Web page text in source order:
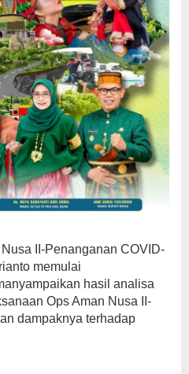
II-Penanganan COVID-
memulai
hasil analisa
Ops Aman Nusa II-
dampaknya terhadap